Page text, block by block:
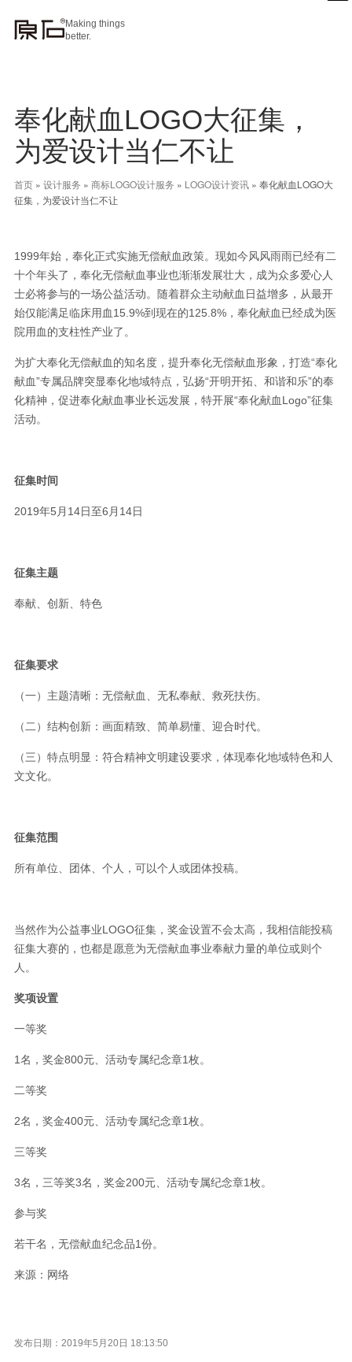
Making things
better.
奉化献血LOGO大征集，
为爱设计当仁不让
首页 » 设计服务 » 商标LOGO设计服务 » LOGO设计资讯 » 奉化献血LOGO大
征集，为爱设计当仁不让
1999年始，奉化正式实施无偿献血政策。现如今风风雨雨已经有二
十个年头了，奉化无偿献血事业也渐渐发展壮大，成为众多爱心人
士必将参与的一场公益活动。随着群众主动献血日益增多，从最开
始仅能满足临床用血15.9%到现在的125.8%，奉化献血已经成为医
院用血的支柱性产业了。
为扩大奉化无偿献血的知名度，提升奉化无偿献血形象，打造“奉化
献血”专属品牌突显奉化地域特点，弘扬“开明开拓、和谐和乐”的奉
化精神，促进奉化献血事业长远发展，特开展“奉化献血Logo”征集
活动。
征集时间
2019年5月14日至6月14日
征集主题
奉献、创新、特色
征集要求
（一）主题清晰：无偿献血、无私奉献、救死扶伤。
（二）结构创新：画面精致、简单易懂、迎合时代。
（三）特点明显：符合精神文明建设要求，体现奉化地域特色和人
文文化。
征集范围
所有单位、团体、个人，可以个人或团体投稿。
当然作为公益事业LOGO征集，奖金设置不会太高，我相信能投稿
征集大赛的，也都是愿意为无偿献血事业奉献力量的单位或则个
人。
奖项设置
一等奖
1名，奖金800元、活动专属纪念章1枚。
二等奖
2名，奖金400元、活动专属纪念章1枚。
三等奖
3名，三等奖3名，奖金200元、活动专属纪念章1枚。
参与奖
若干名，无偿献血纪念品1份。
来源：网络
发布日期：2019年5月20日 18:13:50